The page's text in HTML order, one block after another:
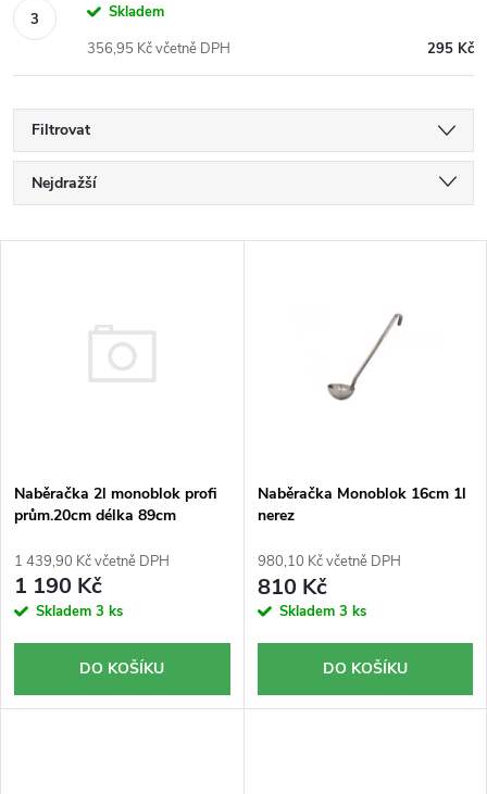
Skladem
295 Kč
356,95 Kč včetně DPH
Filtrovat
a
o
d
u
k
t
ů
Nejdražší
r
o
d
u
k
t
Naběračka 2l monoblok profi
prům.20cm délka 89cm
1 439,90 Kč včetně DPH
1 190 Kč
Skladem 3 ks
DO KOŠÍKU
Naběračka Monoblok 16cm 1l
nerez
980,10 Kč včetně DPH
810 Kč
Skladem 3 ks
DO KOŠÍKU